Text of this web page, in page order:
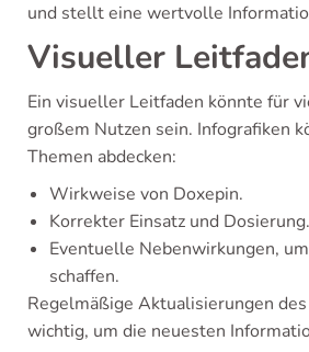
und stellt eine wertvolle
Visueller
Ein visueller Leitfaden könnte für
großem Nutzen sein. Infografiken
Themen abdecken:
Wirkweise von Doxepin.
Korrekter Einsatz und Dosierung.
Eventuelle Nebenwirkungen,
schaffen.
Regelmäßige Aktualisierungen
wichtig, um die neuesten